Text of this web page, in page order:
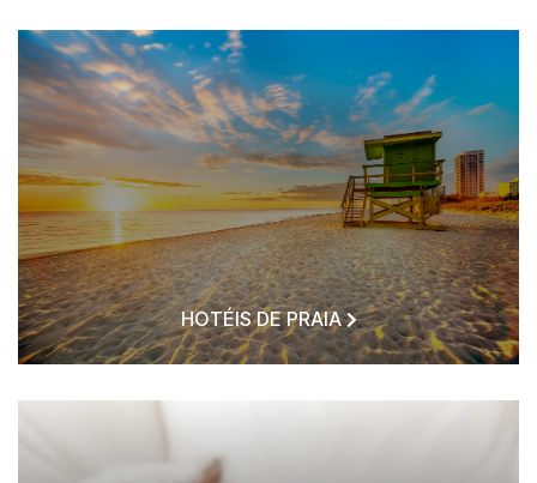
HOTÉIS DE PRAIA